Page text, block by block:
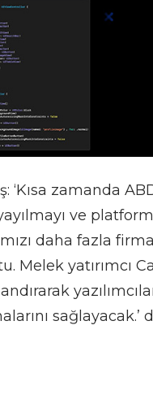
‘Kısa zamanda
ve
daha fazla
Melek yatırımcı
sağlayacak.’